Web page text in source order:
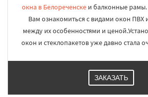
окна в Белореченскеи балконные
Вам ознакомиться с видами окон ПВХ
между их особенностями и
окон и стеклопакетов уже давно стала
ЗАКАЗАТЬ